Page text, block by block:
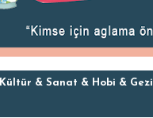
Kültür & Sanat & Hobi & Gezi